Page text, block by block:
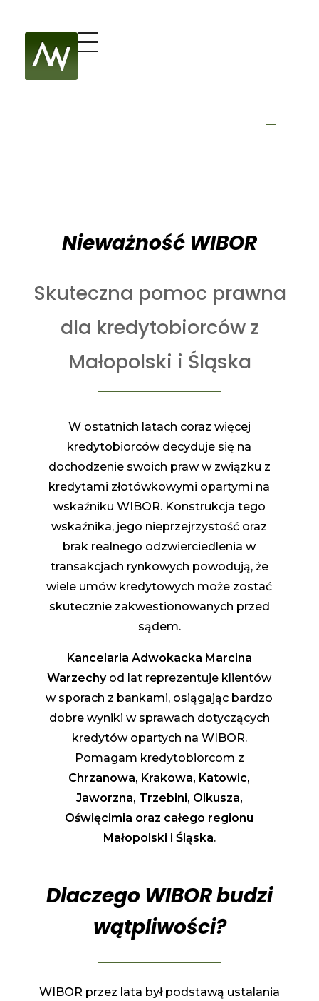
Nieważność WIBOR
Skuteczna pomoc prawna
dla kredytobiorców z
Małopolski i Śląska
W ostatnich latach coraz więcej
kredytobiorców decyduje się na
dochodzenie swoich praw w związku z
kredytami złotówkowymi opartymi na
wskaźniku WIBOR. Konstrukcja tego
wskaźnika, jego nieprzejrzystość oraz
brak realnego odzwierciedlenia w
transakcjach rynkowych powodują, że
wiele umów kredytowych może zostać
skutecznie zakwestionowanych przed
sądem.
Kancelaria Adwokacka Marcina
Warzechyod lat reprezentuje klientów
w sporach z bankami, osiągając bardzo
dobre wyniki w sprawach dotyczących
kredytów opartych na WIBOR.
Pomagam kredytobiorcom z
Chrzanowa, Krakowa, Katowic,
Jaworzna, Trzebini, Olkusza,
Oświęcimia oraz całego regionu
Małopolski i Śląska.
Dlaczego WIBOR budzi
wątpliwości?
WIBOR przez lata był podstawą ustalania